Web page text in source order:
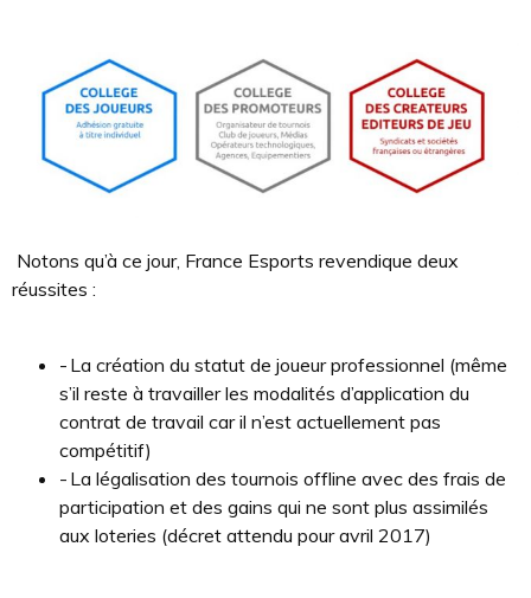
Notons qu’à ce jour, France Esports revendique deux
réussites :
- La création du statut de joueur professionnel (même
s’il reste à travailler les modalités d’application du
contrat de travail car il n’est actuellement pas
compétitif)
- La légalisation des tournois offline avec des frais de
participation et des gains qui ne sont plus assimilés
aux loteries (décret attendu pour avril 2017)